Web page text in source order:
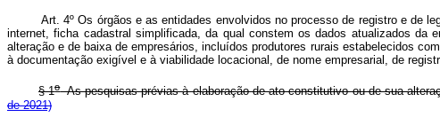
Art. 4º Os órgãos e as entidades envolvidos no processo de registro e de
internet, ficha cadastral simplificada, da qual constem os dados atualizados da
alteração e de baixa de empresários, incluídos produtores rurais estabelecidos
à documentação exigível e à viabilidade locacional, de nome empresarial, de
§ 1oAs pesquisas prévias à elaboração de ato constitutivo ou de sua
de 2021)